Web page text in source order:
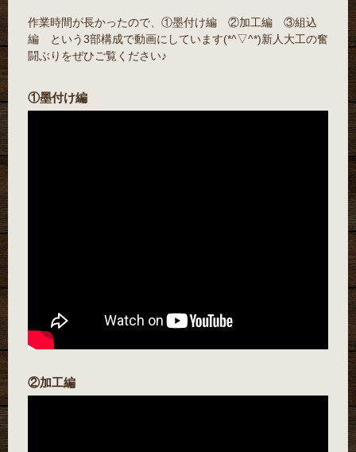
作業時間が長かったので、①墨付け編 ②加工編 ③組込
編 という3部構成で動画にしています(*^▽^*)新人大工の奮
闘ぶりをぜひご覧ください♪
①墨付け編
②加工編